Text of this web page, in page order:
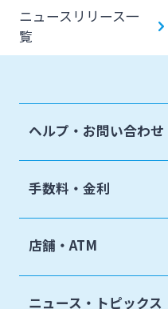
ニュースリリース一
覧
ヘルプ・お問い合わせ
手数料・金利
店舗・ATM
ニュース・トピックス